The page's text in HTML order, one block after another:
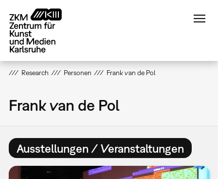
zum
Inhalt
Research Personen Frank van de Pol
Frank van de Pol
Ausstellungen / Veranstaltungen